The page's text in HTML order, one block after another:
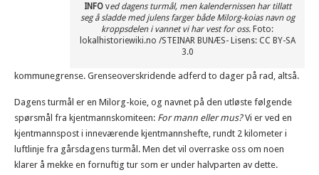
INFOved dagens turmål, men kalendernissen har tillatt
seg å sladde med julens farger både Milorg-koias navn og
kroppsdelen i vannet vi har vest for oss. Foto:
lokalhistoriewiki.no /STEINAR BUNÆS- Lisens: CC BY-SA
3.0
kommunegrense. Grenseoverskridende adferd to dager på rad, altså.
Dagens turmål er en Milorg-koie, og navnet på den utløste følgende
spørsmål fra kjentmannskomiteen: For mann eller mus?Vi er ved en
kjentmannspost i inneværende kjentmannshefte, rundt 2 kilometer i
luftlinje fra gårsdagens turmål. Men det vil overraske oss om noen
klarer å mekke en fornuftig tur som er under halvparten av dette.